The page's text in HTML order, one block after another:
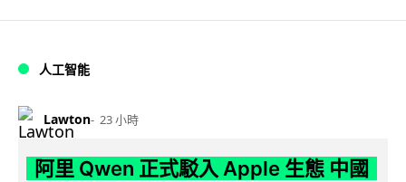
人工智能
Lawton 23 小時
阿里 Qwen 正式駁入 Apple 生態 中國